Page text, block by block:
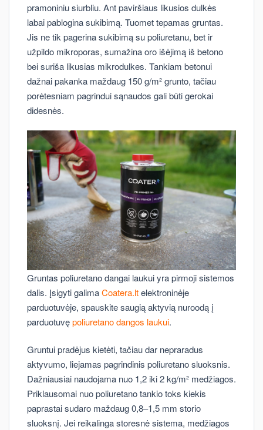
pramoniniu siurbliu. Ant paviršiaus likusios dulkės
labai pablogina sukibimą. Tuomet tepamas gruntas.
Jis ne tik pagerina sukibimą su poliuretanu, bet ir
užpildo mikroporas, sumažina oro išėjimą iš betono
bei suriša likusias mikrodulkes. Tankiam betonui
dažnai pakanka maždaug 150 g/m² grunto, tačiau
porėtesniam pagrindui sąnaudos gali būti gerokai
didesnės.
Gruntas poliuretano dangai laukui yra pirmoji sistemos
dalis. Įsigyti galimaCoatera.ltelektroninėje
parduotuvėje, spauskite saugią aktyvią nuroodą į
parduotuvępoliuretano dangos laukui.
Gruntui pradėjus kietėti, tačiau dar nepraradus
aktyvumo, liejamas pagrindinis poliuretano sluoksnis.
Dažniausiai naudojama nuo 1,2 iki 2 kg/m² medžiagos.
Priklausomai nuo poliuretano tankio toks kiekis
paprastai sudaro maždaug 0,8–1,5 mm storio
sluoksnį. Jei reikalinga storesnė sistema, medžiagos